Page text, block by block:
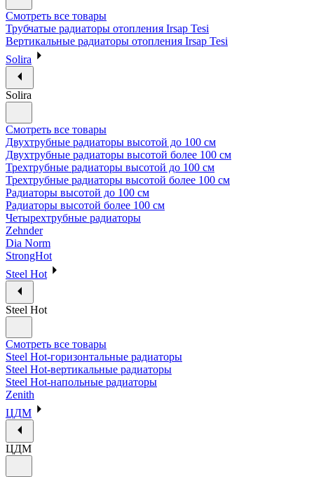
Смотреть все товары
Трубчатые радиаторы отопления Irsap Tesi
Вертикальные радиаторы отопления Irsap Tesi
Solira
Solira
Смотреть все товары
Двухтрубные радиаторы высотой до 100 см
Двухтрубные радиаторы высотой более 100 см
Трехтрубные радиаторы высотой до 100 см
Трехтрубные радиаторы высотой более 100 см
Радиаторы высотой до 100 см
Радиаторы высотой более 100 см
Четырехтрубные радиаторы
Zehnder
Dia Norm
StrongHot
Steel Hot
Steel Hot
Смотреть все товары
Steel Hot-горизонтальные радиаторы
Steel Hot-вертикальные радиаторы
Steel Hot-напольные радиаторы
Zenith
ЦДМ
ЦДМ